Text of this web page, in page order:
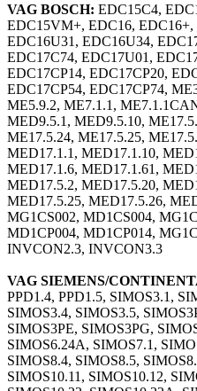
VAG BOSCH: EDC15C4,
EDC15VM+, EDC16, EDC16+,
EDC16U31, EDC16U34,
EDC17C74, EDC17U01,
EDC17CP14, EDC17CP20,
EDC17CP54, EDC17CP74,
ME5.9.2, ME7.1.1,
MED9.5.1, MED9.5.10,
ME17.5.24, ME17.5.25,
MED17.1.1, MED17.1.10,
MED17.1.6, MED17.1.61,
MED17.5.2, MED17.5.20,
MED17.5.25, MED17.5.26,
MG1CS002, MD1CS004,
MD1CP004, MD1CP014,
INVCON2.3, INVCON3.3
VAG SIEMENS/
PPD1.4, PPD1.5, SIMOS3.1,
SIMOS3.4, SIMOS3.5,
SIMOS3PE, SIMOS3PG,
SIMOS6.24A, SIMOS7.1,
SIMOS8.4, SIMOS8.5,
SIMOS10.11, SIMOS10.12,